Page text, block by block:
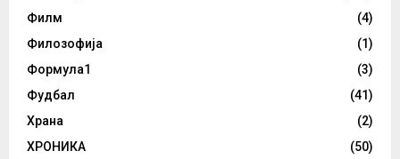
Филм
(4)
Филозофија
(1)
Формула1
(3)
Фудбал
(41)
Храна
(2)
ХРОНИКА
(50)